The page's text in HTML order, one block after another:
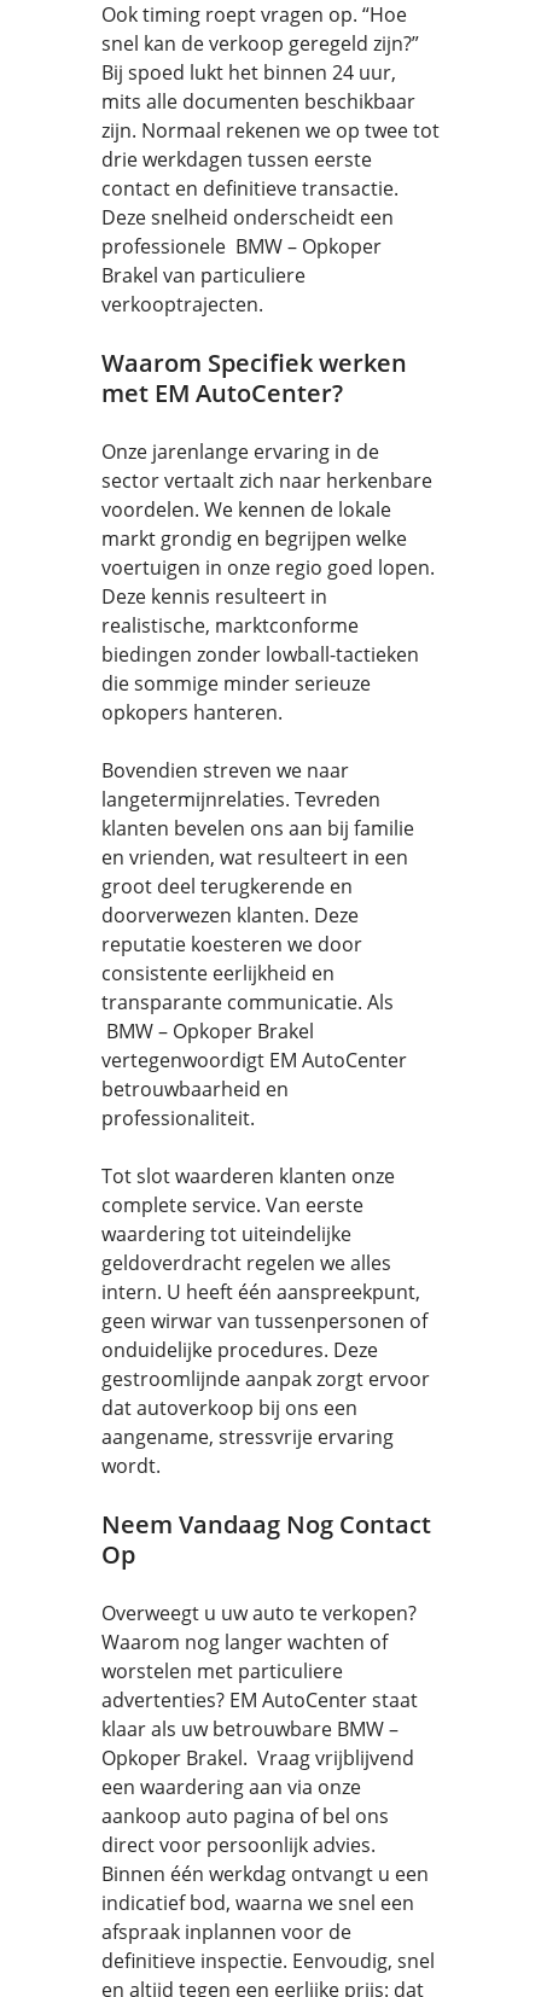
Ook timing roept vragen op. “Hoe
snel kan de verkoop geregeld zijn?”
Bij spoed lukt het binnen 24 uur,
mits alle documenten beschikbaar
zijn. Normaal rekenen we op twee tot
drie werkdagen tussen eerste
contact en definitieve transactie.
Deze snelheid onderscheidt een
professionele BMW – Opkoper
Brakel van particuliere
verkooptrajecten.
Waarom Specifiek werken
met EM AutoCenter?
Onze jarenlange ervaring in de
sector vertaalt zich naar herkenbare
voordelen. We kennen de lokale
markt grondig en begrijpen welke
voertuigen in onze regio goed lopen.
Deze kennis resulteert in
realistische, marktconforme
biedingen zonder lowball-tactieken
die sommige minder serieuze
opkopers hanteren.
Bovendien streven we naar
langetermijnrelaties. Tevreden
klanten bevelen ons aan bij familie
en vrienden, wat resulteert in een
groot deel terugkerende en
doorverwezen klanten. Deze
reputatie koesteren we door
consistente eerlijkheid en
transparante communicatie. Als
BMW – Opkoper Brakel
vertegenwoordigt EM AutoCenter
betrouwbaarheid en
professionaliteit.
Tot slot waarderen klanten onze
complete service. Van eerste
waardering tot uiteindelijke
geldoverdracht regelen we alles
intern. U heeft één aanspreekpunt,
geen wirwar van tussenpersonen of
onduidelijke procedures. Deze
gestroomlijnde aanpak zorgt ervoor
dat autoverkoop bij ons een
aangename, stressvrije ervaring
wordt.
Neem Vandaag Nog Contact
Op
Overweegt u uw auto te verkopen?
Waarom nog langer wachten of
worstelen met particuliere
advertenties? EM AutoCenter staat
klaar als uw betrouwbare BMW –
Opkoper Brakel. Vraag vrijblijvend
een waardering aan via onze
aankoop auto pagina of bel ons
direct voor persoonlijk advies.
Binnen één werkdag ontvangt u een
indicatief bod, waarna we snel een
afspraak inplannen voor de
definitieve inspectie. Eenvoudig, snel
en altijd tegen een eerlijke prijs: dat